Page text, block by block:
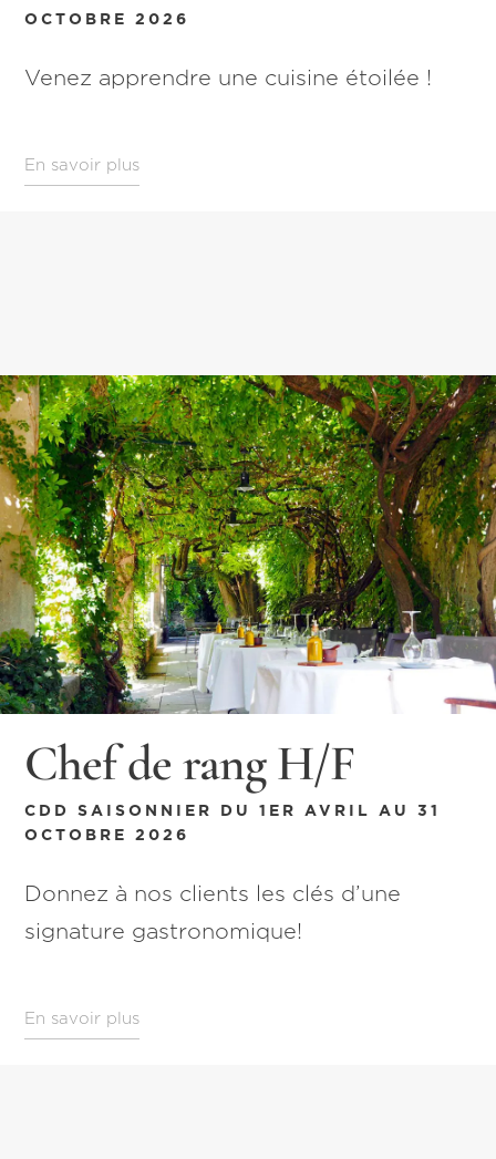
OCTOBRE 2026
Venez apprendre une cuisine étoilée !
En savoir plus
Chef de rang H/F
CDD SAISONNIER DU 1ER AVRIL AU 31
OCTOBRE 2026
Donnez à nos clients les clés d’une
signature gastronomique!
En savoir plus